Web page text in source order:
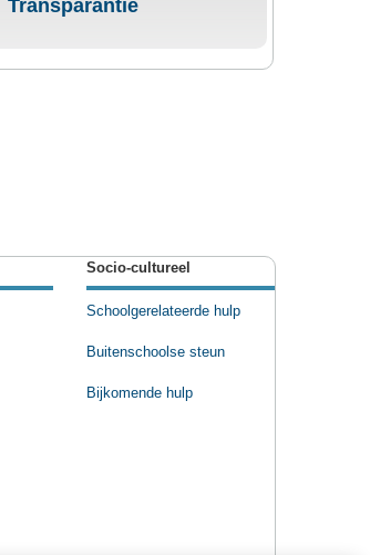
Transparantie
Socio-cultureel
Schoolgerelateerde hulp
Buitenschoolse steun
Bijkomende hulp